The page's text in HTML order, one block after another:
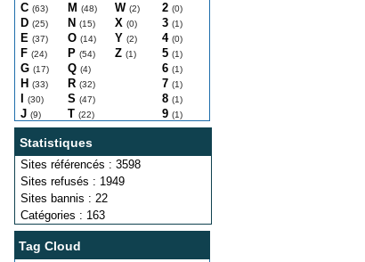
C (63)
D (25)
E (37)
F (24)
G (17)
H (33)
(30)
J (9)
M (48)
N (15)
O (14)
P (54)
Q (4)
R (32)
S (47)
T (22)
W (2)
X (0)
Y (2)
Z (1)
2 (0)
3 (1)
4 (0)
5 (1)
6 (1)
7 (1)
8 (1)
9 (1)
Statistiques
Sites référencés : 3598
Sites refusés : 1949
Sites bannis : 22
Catégories : 163
Tag Cloud